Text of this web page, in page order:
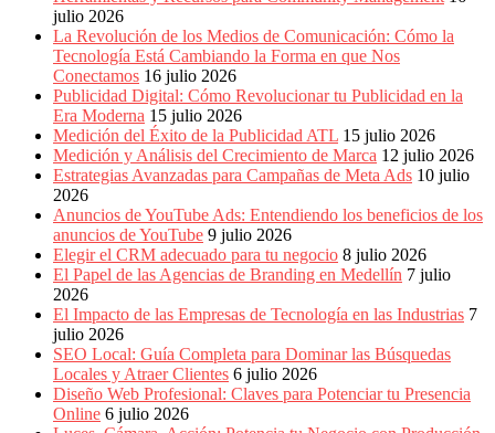
Eventos
Marketing,
Mercadotecnia,
Eventos
Publicitarios,
Colecciónes,
Marcas,
Insigns,
Radio,
Creatividad,
SEM,
Free
RRPP,
Comerciales,
Periodismo,
Revistas,
Magazines
julio 2026
La Revolución de los Medios de Comunicación: Cómo la
Tecnología Está Cambiando la Forma en que Nos
Conectamos 16 julio 2026
Publicidad Digital: Cómo Revolucionar tu Publicidad en la
Era Moderna 15 julio 2026
Medición del Éxito de la Publicidad ATL 15 julio 2026
Medición y Análisis del Crecimiento de Marca 12 julio 2026
Estrategias Avanzadas para Campañas de Meta Ads 10 julio
2026
Anuncios de YouTube Ads: Entendiendo los beneficios de los
anuncios de YouTube 9 julio 2026
Elegir el CRM adecuado para tu negocio 8 julio 2026
El Papel de las Agencias de Branding en Medellín 7 julio
2026
El Impacto de las Empresas de Tecnología en las Industrias 7
julio 2026
SEO Local: Guía Completa para Dominar las Búsquedas
Locales y Atraer Clientes 6 julio 2026
Diseño Web Profesional: Claves para Potenciar tu Presencia
Online 6 julio 2026